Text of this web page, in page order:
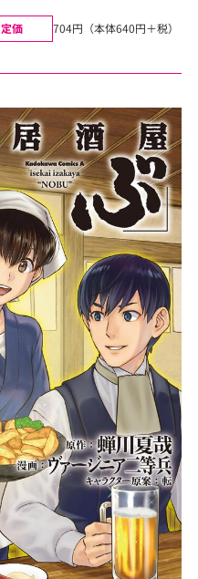
定価 704円（本体640円＋税）